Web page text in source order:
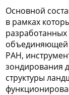
Основной
в рамках
разработанных
РАН,
зондирования
структуры